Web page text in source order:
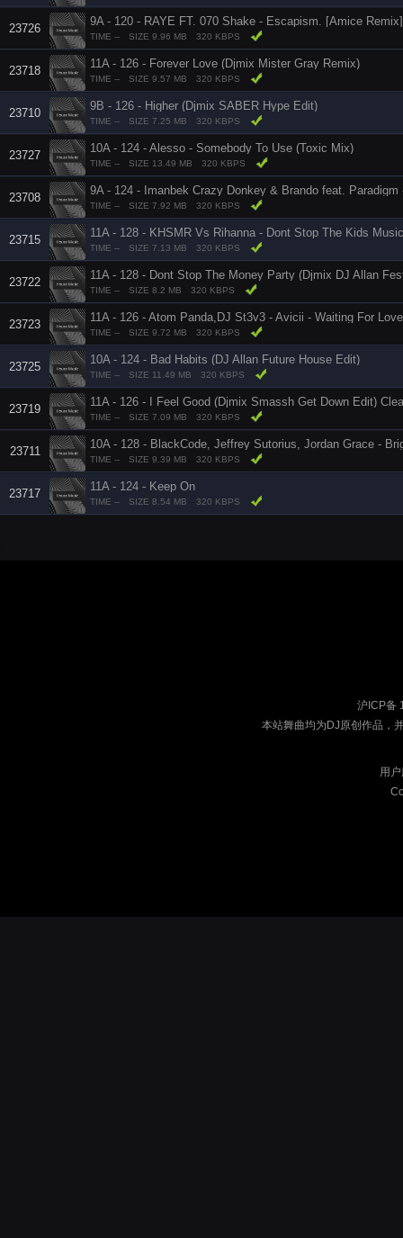
23726
9A - 120 - RAYE FT. 070 Shake - Escapism. [Amice Remix]
TIME -- SIZE 9.96 MB 320 KBPS
23718
11A - 126 - Forever Love (Djmix Mister Gray Remix)
TIME -- SIZE 9.57 MB 320 KBPS
23710
9B - 126 - Higher (Djmix SABER Hype Edit)
TIME -- SIZE 7.25 MB 320 KBPS
23727
10A - 124 - Alesso - Somebody To Use (Toxic Mix)
TIME -- SIZE 13.49 MB 320 KBPS
23708
TIME -- SIZE 7.92 MB 320 KBPS
23715
TIME -- SIZE 7.13 MB 320 KBPS
23722
11A - 128 - Dont Stop The Money Party (Djmix DJ Allan
TIME -- SIZE 8.2 MB 320 KBPS
23723
11A - 126 - Atom Panda,DJ St3v3 - Avicii - Waiting For
TIME -- SIZE 9.72 MB 320 KBPS
23725
10A - 124 - Bad Habits (DJ Allan Future House Edit)
TIME -- SIZE 11.49 MB 320 KBPS
23719
11A - 126 - I Feel Good (Djmix Smassh Get Down Edit)
TIME -- SIZE 7.09 MB 320 KBPS
23711
TIME -- SIZE 9.39 MB 320 KBPS
23717
11A - 124 - Keep On
TIME -- SIZE 8.54 MB 320 KBPS
沪ICP备
本站舞曲均为DJ原创作品，
用